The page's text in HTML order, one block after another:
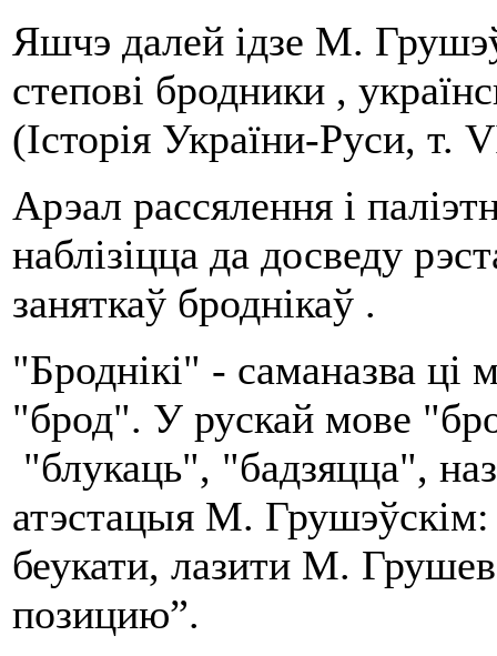
Яшчэ далей ідзе М.
степові бродники ,
(Історія України-Руси, т.
Арэал рассялення і
наблізіцца да досведу
заняткаў броднікаў .
"Броднікі" - саманазва ці
"брод". У рускай мове
"блукаць", "бадзяцца",
атэстацыя М.
беукати, лазити М.
позицию”.